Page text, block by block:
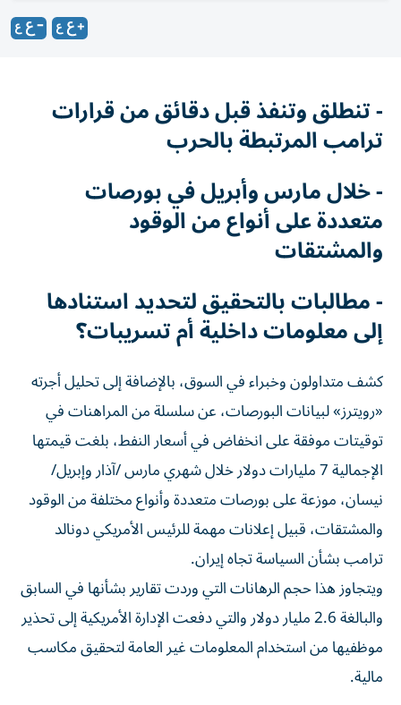
- تنطلق وتنفذ قبل دقائق من قرارات
ترامب المرتبطة بالحرب
- خلال مارس وأبريل في بورصات
متعددة على أنواع من الوقود
والمشتقات
- مطالبات بالتحقيق لتحديد استنادها
إلى ‌معلومات داخلية أم تسريبات؟
كشف متداولون وخبراء في السوق، بالإضافة إلى تحليل أجرته
«رويترز» لبيانات البورصات، عن سلسلة من المراهنات في
توقيتات موفقة على انخفاض في أسعار النفط، بلغت قيمتها
الإجمالية 7 مليارات دولار خلال شهري مارس /آذار وإبريل/
نيسان، موزعة على بورصات متعددة وأنواع مختلفة من الوقود
والمشتقات، قبيل إعلانات مهمة للرئيس الأمريكي دونالد
ترامب بشأن السياسة تجاه إيران.
ويتجاوز هذا حجم الرهانات ‌التي وردت تقارير بشأنها في السابق
والبالغة 2.6 مليار دولار والتي دفعت الإدارة الأمريكية إلى تحذير
موظفيها من استخدام المعلومات غير العامة لتحقيق مكاسب
مالية.